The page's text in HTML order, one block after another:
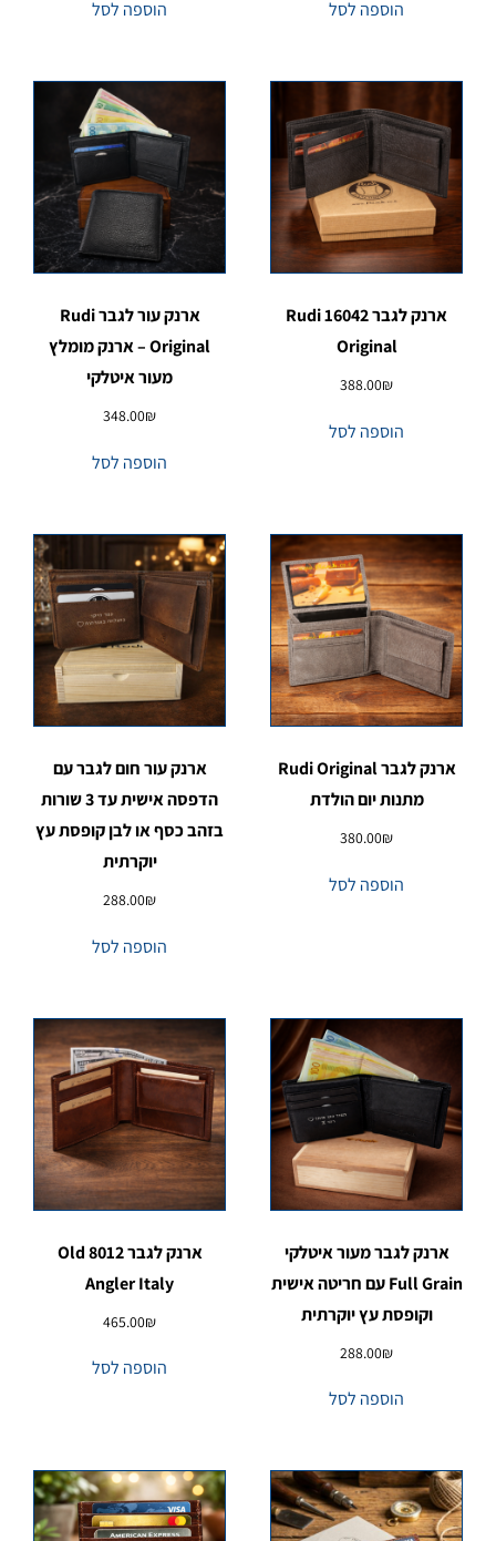
הוספה לסל הוספה לסל
ארנק לגבר 16042 Rudi
Original
388.00₪
הוספה לסל
ארנק עור לגבר Rudi
Original – ארנק מומלץ
מעור איטלקי
348.00₪
הוספה לסל
ארנק לגבר Rudi Original
מתנות יום הולדת
380.00₪
הוספה לסל
ארנק עור חום לגבר עם
הדפסה אישית עד 3 שורות
בזהב כסף או לבן קופסת עץ
יוקרתית
288.00₪
הוספה לסל
ארנק לגבר מעור איטלקי
Full Grain עם חריטה אישית
וקופסת עץ יוקרתית
288.00₪
הוספה לסל
ארנק לגבר 8012 Old
Angler Italy
465.00₪
הוספה לסל